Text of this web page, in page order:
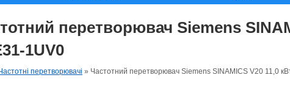
перетворювач Siemens
1UV0
перетворювачі » Частотний перетворювач Siemens SINAMICS V20 11,0